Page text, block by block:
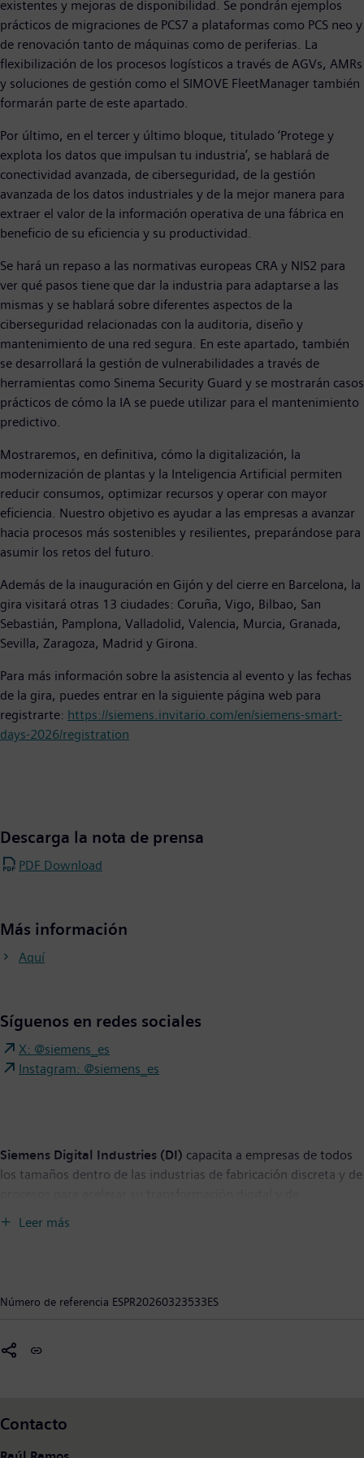
existentes y mejoras de disponibilidad. Se pondrán ejemplos
prácticos de migraciones de PCS7 a plataformas como PCS neo y
de renovación tanto de máquinas como de periferias. La
flexibilización de los procesos logísticos a través de AGVs, AMRs
y soluciones de gestión como el SIMOVE FleetManager también
formarán parte de este apartado.
Por último, en el tercer y último bloque, titulado ‘Protege y
explota los datos que impulsan tu industria’, se hablará de
conectividad avanzada, de ciberseguridad, de la gestión
avanzada de los datos industriales y de la mejor manera para
extraer el valor de la información operativa de una fábrica en
beneficio de su eficiencia y su productividad.
Se hará un repaso a las normativas europeas CRA y NIS2 para
ver qué pasos tiene que dar la industria para adaptarse a las
mismas y se hablará sobre diferentes aspectos de la
ciberseguridad relacionadas con la auditoria, diseño y
mantenimiento de una red segura. En este apartado, también
se desarrollará la gestión de vulnerabilidades a través de
herramientas como Sinema Security Guard y se mostrarán casos
prácticos de cómo la IA se puede utilizar para el mantenimiento
predictivo.
Mostraremos, en definitiva, cómo la digitalización, la
modernización de plantas y la Inteligencia Artificial permiten
reducir consumos, optimizar recursos y operar con mayor
eficiencia. Nuestro objetivo es ayudar a las empresas a avanzar
hacia procesos más sostenibles y resilientes, preparándose para
asumir los retos del futuro.
Además de la inauguración en Gijón y del cierre en Barcelona, la
gira visitará otras 13 ciudades: Coruña, Vigo, Bilbao, San
Sebastián, Pamplona, Valladolid, Valencia, Murcia, Granada,
Sevilla, Zaragoza, Madrid y Girona.
Para más información sobre la asistencia al evento y las fechas
de la gira, puedes entrar en la siguiente página web para
registrarte: https://siemens.invitario.com/en/siemens-smart-
days-2026/registration
Descarga la nota de prensa
PDF Download
Más información
Aquí
Síguenos en redes sociales
X: @siemens_es
Instagram: @siemens_es
Siemens Digital Industries (DI) capacita a empresas de todos
los tamaños dentro de las industrias de fabricación discreta y de
sostenibilidad en toda la cadena de valor. La cartera de
fácil, rápido y escalable. Junto con nuestros socios y nuestro
de unas 70.000 personas en todo el mundo.
movilidad y la atención médica. El propósito de la empresa es
crear tecnología para transformar el día a día, para todos. Al
Leer más
Número de referencia ESPR20260323533ES
Contacto